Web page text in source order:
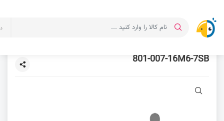
801-007-16M6-7SB